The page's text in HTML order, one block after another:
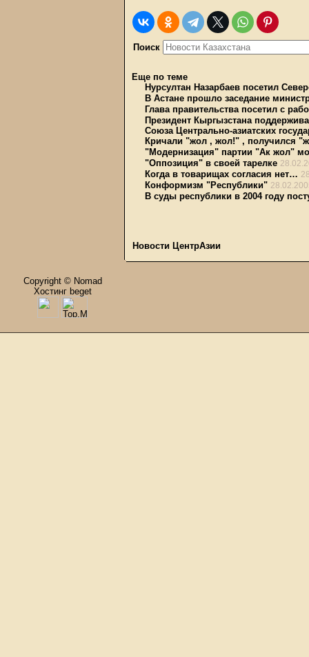
Поиск
Еще по теме
Нурсултан Назарбаев посетил
В Астане прошло заседание
Глава правительства посетил с
Президент Кыргызстана
Союза Центрально-азиатских
Кричали "жол , жол!" , получился
"Модернизация" партии "Ак жол"
"Оппозиция" в своей тарелке
Когда в товарищах согласия нет…
Конформизм "Республики"
В суды республики в 2004 году
Новости ЦентрАзии
Copyright © Nomad
Хостинг beget